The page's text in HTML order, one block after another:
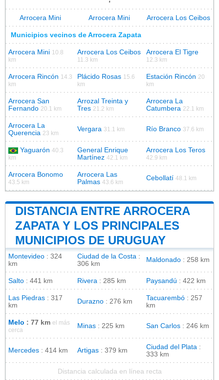
Arrocera Mini Arrocera Mini Arrocera Los Ceibos
Municipios vecinos de Arrocera Zapata
Arrocera Mini 10.8
km
Arrocera Los Ceibos
11.3 km
Arrocera El Tigre
12.3 km
Arrocera Rincón 14.3
km
Plácido Rosas 15.6
km
Estación Rincón 20
km
Arrocera San
Fernando 20.1 km
Arrozal Treinta y
Tres 21.2 km
Arrocera La
Catumbera 22.1 km
Arrocera La
Querencia 23 km
Vergara 31.1 km Río Branco 37.6 km
Yaguarón 40.3
km
General Enrique
Martínez 42.1 km
Arrocera Los Teros
42.9 km
Arrocera Bonomo
43.5 km
Arrocera Las
Palmas 43.6 km
Cebollatí 48.1 km
DISTANCIA ENTRE ARROCERA
ZAPATA Y LOS PRINCIPALES
MUNICIPIOS DE URUGUAY
Montevideo : 324
km
Ciudad de la Costa :
306 km
Maldonado : 258 km
Salto : 441 km Rivera : 285 km Paysandú : 422 km
Las Piedras : 317
km
Durazno : 276 km Tacuarembó : 257
km
Melo : 77 km el más
cerca
Minas : 225 km San Carlos : 246 km
Mercedes : 414 km Artigas : 379 km Ciudad del Plata :
333 km
Distancia calculada en línea recta